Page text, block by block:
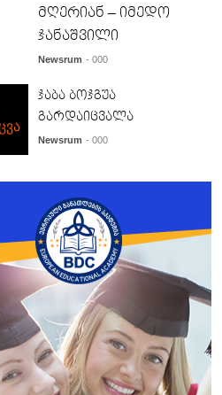
მღერიან – იმედო
ჯანაშვილი
Newsrum - 000
ჯაბა ბოჯგუა
გარდაიცვალა
Newsrum - 000